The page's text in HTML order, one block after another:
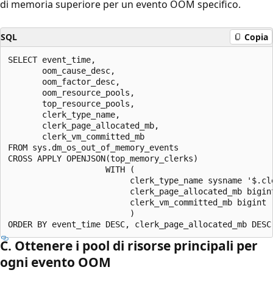
di memoria superiore per un evento OOM specifico.
SQL Copia
SELECT event_time,
       oom_cause_desc,
       oom_factor_desc,
       oom_resource_pools,
       top_resource_pools,
       clerk_type_name,
       clerk_page_allocated_mb,
       clerk_vm_committed_mb
FROM sys.dm_os_out_of_memory_events
CROSS APPLY OPENJSON(top_memory_clerks)
                    WITH (
clerk_type_name sysname
clerk_page_allocated_mb
clerk_vm_committed_mb bigint
                         )
C. Ottenere i pool di risorse principali per
ogni evento OOM